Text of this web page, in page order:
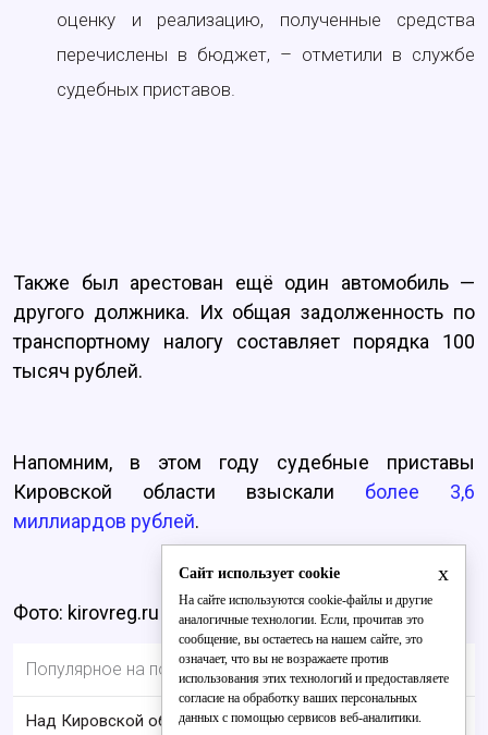
оценку и реализацию, полученные средства
перечислены в бюджет, – отметили в службе
судебных приставов.
Также был арестован ещё один автомобиль —
другого должника. Их общая задолженность по
транспортному налогу составляет порядка 100
тысяч рублей.
Напомним, в этом году судебные приставы
Кировской области взыскали более 3,6
миллиардов рублей.
Фото: kirovreg.ru
Популярное на портале
Над Кировской областью сбили БПЛА
x
Сайт использует cookie
На сайте используются cookie-файлы и другие
аналогичные технологии. Если, прочитав это
сообщение, вы остаетесь на нашем сайте, это
означает, что вы не возражаете против
использования этих технологий и предоставляете
согласие на обработку ваших персональных
данных с помощью сервисов веб-аналитики.